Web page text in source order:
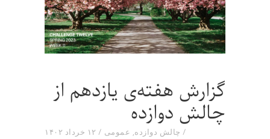
گزارش هفته‌ی یازدهم از
چالش دوازده
۱۲ خرداد ۱۴۰۲ چالش دوازده, عمومی